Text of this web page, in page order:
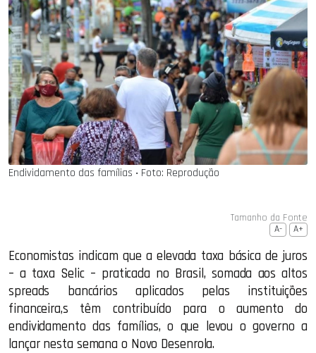
Endividamento das famílias ‧ Foto: Reprodução
Tamanho da Fonte
A- A+
Economistas indicam que a elevada taxa básica de juros
– a taxa Selic – praticada no Brasil, somada aos altos
spreads bancários aplicados pelas instituições
financeira,s têm contribuído para o aumento do
endividamento das famílias, o que levou o governo a
lançar nesta semana o Novo Desenrola.